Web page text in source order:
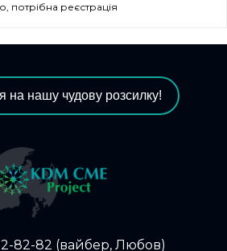
потрібна реєстрація
на нашу чудову розсилку!
82-82 (вайбер, Любов)